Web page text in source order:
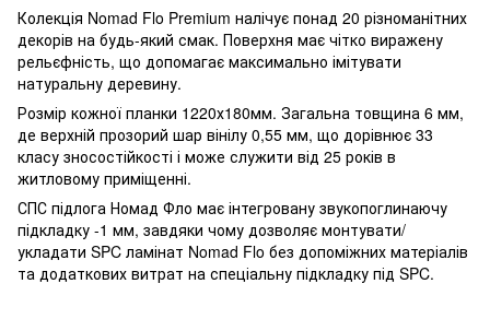
Колекція Nomad Flo Premium налічує понад 20 різноманітних
декорів на будь-який смак. Поверхня має чітко виражену
рельєфність, що допомагає максимально імітувати
натуральну деревину.
Розмір кожної планки 1220х180мм. Загальна товщина 6 мм,
де верхній прозорий шар вінілу 0,55 мм, що дорівнює 33
класу зносостійкості і може служити від 25 років в
житловому приміщенні.
СПС підлога Номад Фло має інтегровану звукопоглинаючу
підкладку -1 мм, завдяки чому дозволяє монтувати/
укладати SPC ламінат Nomad Flo без допоміжних матеріалів
та додаткових витрат на спеціальну підкладку під SPC.